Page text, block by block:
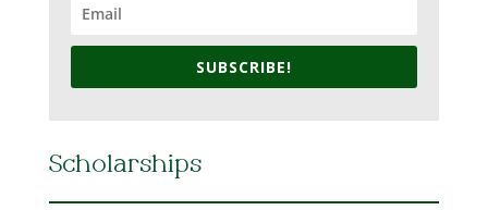
SUBSCRIBE!
Scholarships